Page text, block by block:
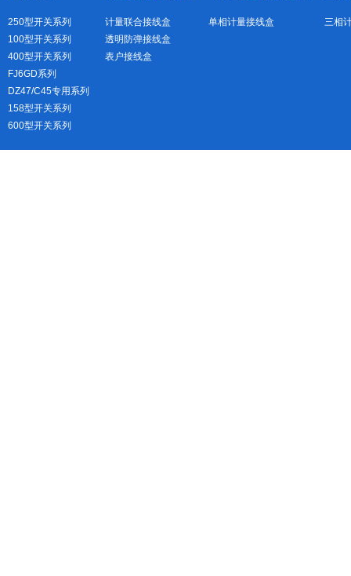
250型开关系列
100型开关系列
400型开关系列
FJ6GD系列
DZ47/C45专用系列
158型开关系列
600型开关系列
计量联合接线盒
透明防弹接线盒
表户接线盒
单相计量接线盒 三相